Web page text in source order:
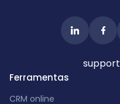
Ferramentas
CRM online